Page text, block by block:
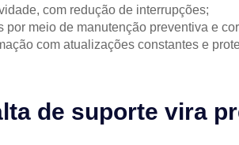
com redução de interrupções;
por meio de manutenção preventiva e
com atualizações constantes e
de suporte vira